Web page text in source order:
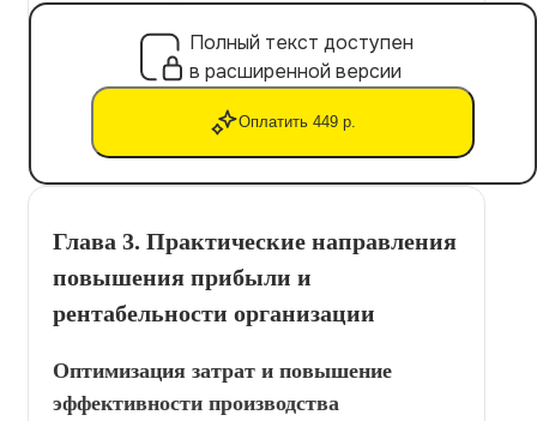
Полный текст доступен
в расширенной версии
Оплатить 449 р.
Глава 3. Практические направления
повышения прибыли и
рентабельности организации
Оптимизация затрат и повышение
эффективности производства